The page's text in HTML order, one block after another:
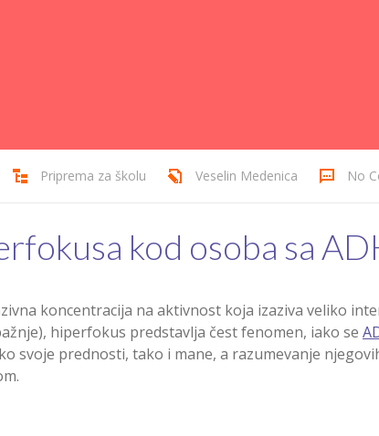
Priprema za školu Veselin Medenica No
kod osoba sa
koncentracija na aktivnost koja izaziva veliko
hiperfokus predstavlja čest fenomen, iako se
svoje prednosti, tako i mane, a razumevanje